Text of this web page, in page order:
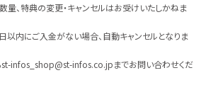
、特典の変更・キャンセルはお受けいたしかねま
内にご入金がない場合、自動キャンセルとなりま
st-infos_shop@st-infos.co.jpまでお問い合わせくだ